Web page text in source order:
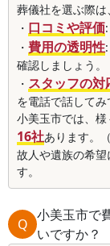
葬儀社を選ぶ際は
・ 口コミや評価
・ 費用の透明性
確認しましょう。
・ スタッフの対
を電話で話してみ
小美玉市では、
16社あります。
故人や遺族の希
す。
Q
小美玉市で
いですか？